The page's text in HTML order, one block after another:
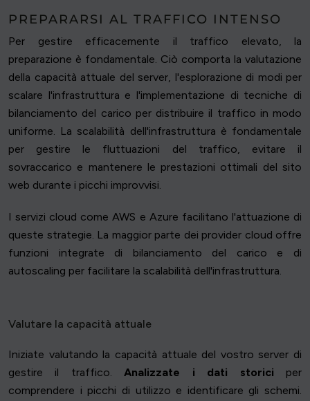
PREPARARSI AL TRAFFICO INTENSO
Per gestire efficacemente il traffico elevato, la
preparazione è fondamentale. Ciò comporta la valutazione
della capacità attuale del server, l'esplorazione di modi per
scalare l'infrastruttura e l'implementazione di tecniche di
bilanciamento del carico per distribuire il traffico in modo
uniforme. La scalabilità dell'infrastruttura è fondamentale
per gestire le fluttuazioni del traffico, evitare il
sovraccarico e mantenere le prestazioni ottimali del sito
web durante i picchi improvvisi.
I servizi cloud come AWS e Azure facilitano l'attuazione di
queste strategie. La maggior parte dei provider cloud offre
funzioni integrate di bilanciamento del carico e di
autoscaling per facilitare la scalabilità dell'infrastruttura.
Valutare la capacità attuale
Iniziate valutando la capacità attuale del vostro server di
gestire il traffico.Analizzate i dati storici per
comprendere i picchi di utilizzo e identificare gli schemi.